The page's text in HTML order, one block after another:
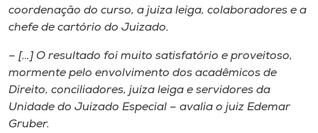
A+
A-
coordenação do curso, a juíza leiga, colaboradores e a
chefe de cartório do Juizado.
– […] O resultado foi muito satisfatório e proveitoso,
mormente pelo envolvimento dos acadêmicos de
Direito, conciliadores, juíza leiga e servidores da
Unidade do Juizado Especial – avalia o juiz Edemar
Gruber.